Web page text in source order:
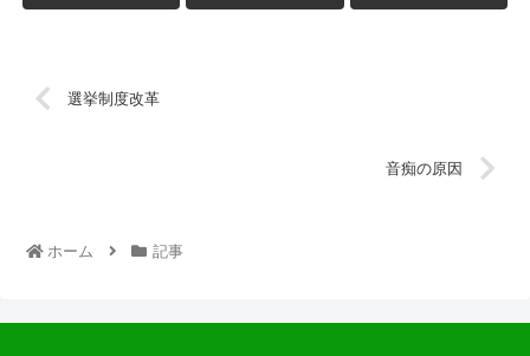
選挙制度改革
音痴の原因
ホーム 記事